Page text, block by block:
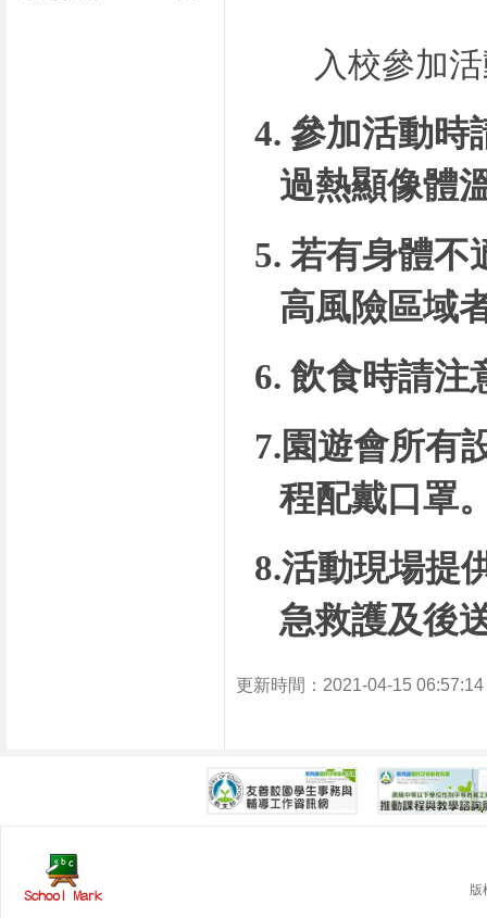
入校參加活
4. 參加活動時
過熱顯像體
5. 若有身體不
高風險區域
6.飲食時請注
7.園遊會所有
程配戴口罩
8.活動現場提
急救護及後
更新時間：2021-04-15
版